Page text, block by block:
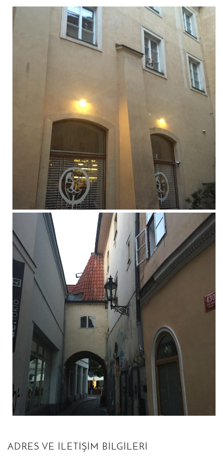
ADRES VE ILETIŞIM BILGILERI